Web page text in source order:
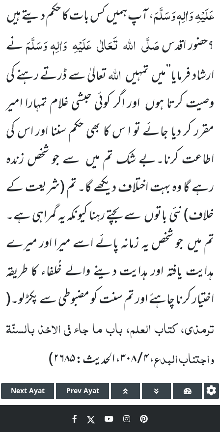
عَلَیْہِوَاٰلِہٖ وَسَلَّمَ، آپ ہمیںکس بات کا حکم دیتے ہیں
؟حضور اقدسصَلَّی اللہ تَعَالٰی عَلَیْہِ وَاٰلِہٖ وَسَلَّمَنے
ارشاد فرمایا’’میںتمہیں اللہتعالیٰ سے ڈرتے رہنے کی
وصیت کرتا ہوں اور اگر کوئی حبشی غلام تمہارا امیر
مقرر کر دیا جائے تو ا س کا بھی حکم سننا اور اس کی
اطاعت کرنا۔بے شک تم میں سے جو شخص زندہ
رہے گا وہ بہت اختلاف دیکھے گا۔ تم(شریعت کے
خلاف)نئی باتوںسے بچتے رہنا کیونکہ یہ گمراہی ہے۔
تم میںجو شخص یہ زمانہ پائے اسے میرا اور میرے
ہدایت یافتہ اور ہدایت دینے والے خُلفاء کا طریقہ
اختیار کرنا چاہئے اور تم سنت کو مضبوطی سے پکڑ لو۔(
ترمذی، کتاب العلم، باب ما جاء فی الاخذ بالسنّۃ
واجتناب البدع،۴ / ۳۰۸ ، الحدیث:۲۶۸۵)
Next Ayat Prev Ayat